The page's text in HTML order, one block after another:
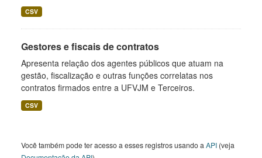
CSV
Gestores e fiscais de contratos
Apresenta relação dos agentes públicos que atuam na
gestão, fiscalização e outras funções correlatas nos
contratos firmados entre a UFVJM e Terceiros.
CSV
Você também pode ter acesso a esses registros usando a API (veja